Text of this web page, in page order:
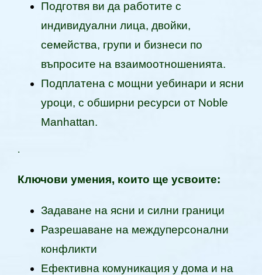
Подготвя ви да работите с
индивидуални лица, двойки,
семейства, групи и бизнеси по
въпросите на взаимоотношенията.
Подплатена с мощни уебинари и ясни
уроци, с обширни ресурси от Noble
Manhattan.
.
Ключови умения, които ще усвоите:
Задаване на ясни и силни граници
Разрешаване на междуперсонални
конфликти
Ефективна комуникация у дома и на